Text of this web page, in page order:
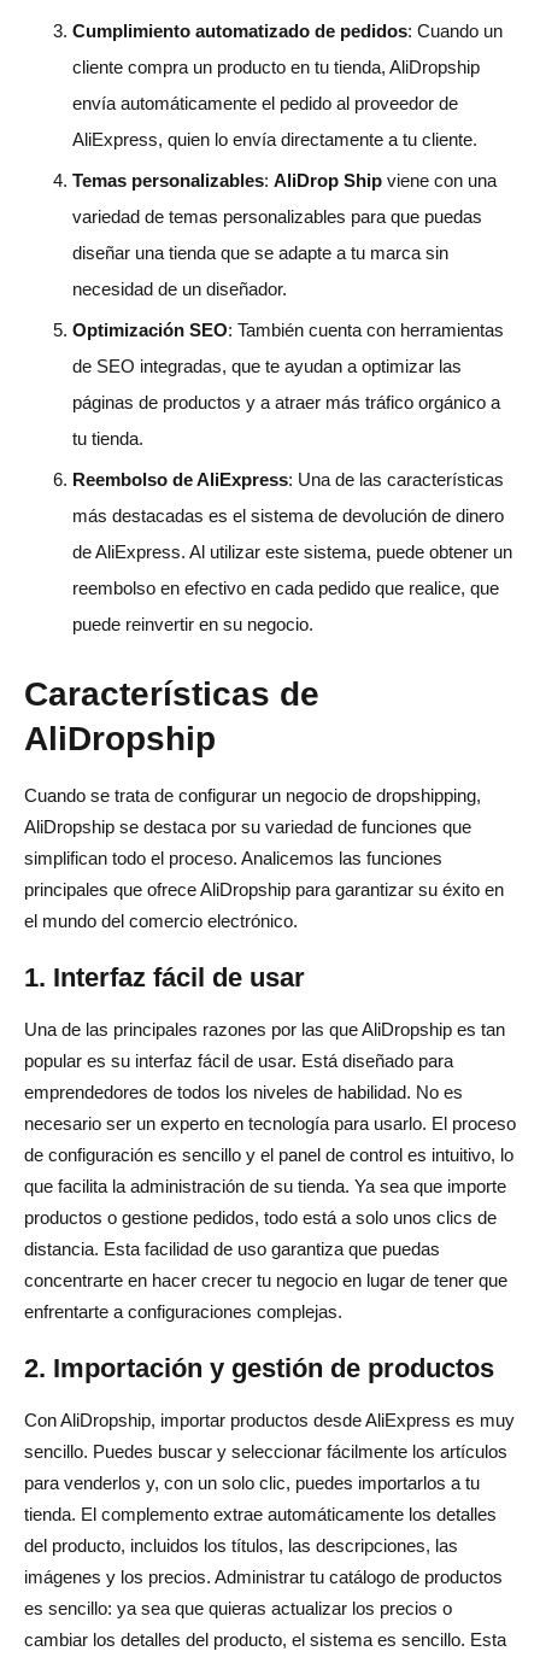
Cumplimiento automatizado de pedidos: Cuando un
cliente compra un producto en tu tienda, AliDropship
envía automáticamente el pedido al proveedor de
AliExpress, quien lo envía directamente a tu cliente.
Temas personalizables: AliDrop Ship viene con una
variedad de temas personalizables para que puedas
diseñar una tienda que se adapte a tu marca sin
necesidad de un diseñador.
Optimización SEO: También cuenta con herramientas
de SEO integradas, que te ayudan a optimizar las
páginas de productos y a atraer más tráfico orgánico a
tu tienda.
Reembolso de AliExpress: Una de las características
más destacadas es el sistema de devolución de dinero
de AliExpress. Al utilizar este sistema, puede obtener un
reembolso en efectivo en cada pedido que realice, que
puede reinvertir en su negocio.
Características de
AliDropship
Cuando se trata de configurar un negocio de dropshipping,
AliDropship se destaca por su variedad de funciones que
simplifican todo el proceso. Analicemos las funciones
principales que ofrece AliDropship para garantizar su éxito en
el mundo del comercio electrónico.
1. Interfaz fácil de usar
Una de las principales razones por las que AliDropship es tan
popular es su interfaz fácil de usar. Está diseñado para
emprendedores de todos los niveles de habilidad. No es
necesario ser un experto en tecnología para usarlo. El proceso
de configuración es sencillo y el panel de control es intuitivo, lo
que facilita la administración de su tienda. Ya sea que importe
productos o gestione pedidos, todo está a solo unos clics de
distancia. Esta facilidad de uso garantiza que puedas
concentrarte en hacer crecer tu negocio en lugar de tener que
enfrentarte a configuraciones complejas.
2. Importación y gestión de productos
Con AliDropship, importar productos desde AliExpress es muy
sencillo. Puedes buscar y seleccionar fácilmente los artículos
para venderlos y, con un solo clic, puedes importarlos a tu
tienda. El complemento extrae automáticamente los detalles
del producto, incluidos los títulos, las descripciones, las
imágenes y los precios. Administrar tu catálogo de productos
es sencillo: ya sea que quieras actualizar los precios o
cambiar los detalles del producto, el sistema es sencillo. Esta